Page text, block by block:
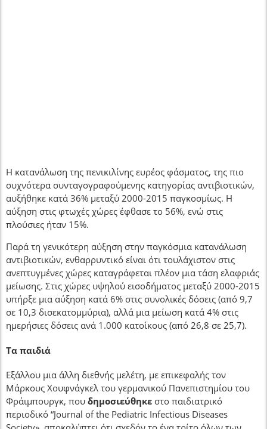
Η κατανάλωση της πενικιλίνης ευρέος φάσματος, της πιο
συχνότερα συνταγογραφούμενης κατηγορίας αντιβιοτικών,
αυξήθηκε κατά 36% μεταξύ 2000-2015 παγκοσμίως. Η
αύξηση στις φτωχές χώρες έφθασε το 56%, ενώ στις
πλούσιες ήταν 15%.
Παρά τη γενικότερη αύξηση στην παγκόσμια κατανάλωση
αντιβιοτικών, ενθαρρυντικό είναι ότι τουλάχιστον στις
ανεπτυγμένες χώρες καταγράφεται πλέον μια τάση ελαφριάς
μείωσης. Στις χώρες υψηλού εισοδήματος μεταξύ 2000-2015
υπήρξε μια αύξηση κατά 6% στις συνολικές δόσεις (από 9,7
σε 10,3 δισεκατομμύρια), αλλά μια μείωση κατά 4% στις
ημερήσιες δόσεις ανά 1.000 κατοίκους (από 26,8 σε 25,7).
Τα παιδιά
Εξάλλου μια άλλη διεθνής μελέτη, με επικεφαλής τον
Μάρκους Χουφνάγκελ του γερμανικού Πανεπιστημίου του
Φράιμπουργκ, που δημοσιεύθηκε στο παιδιατρικό
περιοδικό “Journal of the Pediatric Infectious Diseases